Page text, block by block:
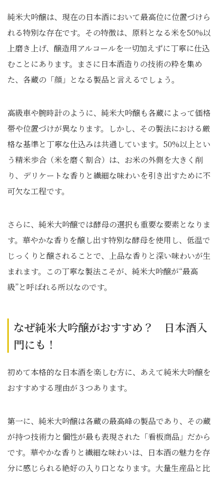
純米大吟醸は、現在の日本酒において最高位に位置づけら
れる特別な存在です。その特徴は、原料となる米を50%以
上磨き上げ、醸造用アルコールを一切加えずに丁寧に仕込
むことにあります。まさに日本酒造りの技術の粋を集め
た、各蔵の「顔」となる製品と言えるでしょう。
高級車や腕時計のように、純米大吟醸も各蔵によって価格
帯や位置づけが異なります。しかし、その製法における厳
格な基準と丁寧な仕込みは共通しています。50%以上とい
う精米歩合（米を磨く割合）は、お米の外側を大きく削
り、デリケートな香りと繊細な味わいを引き出すために不
可欠な工程です。
さらに、純米大吟醸では酵母の選択も重要な要素となりま
す。華やかな香りを醸し出す特別な酵母を使用し、低温で
じっくりと醸されることで、上品な香りと深い味わいが生
まれます。この丁寧な製法こそが、純米大吟醸が“最高
級”と呼ばれる所以なのです。
なぜ純米大吟醸がおすすめ？ 日本酒入
門にも！
初めて本格的な日本酒を楽しむ方に、あえて純米大吟醸を
おすすめする理由が３つあります。
第一に、純米大吟醸は各蔵の最高峰の製品であり、その蔵
が持つ技術力と個性が最も表現された「看板商品」だから
です。華やかな香りと繊細な味わいは、日本酒の魅力を存
分に感じられる絶好の入り口となります。大量生産品と比